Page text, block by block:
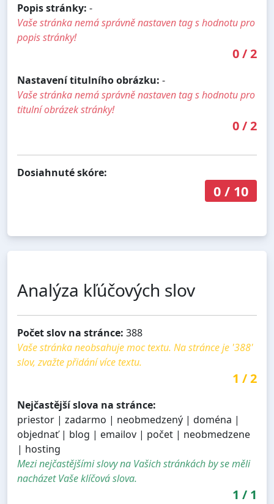
Popis stránky: -
Vaše stránka nemá správně nastaven tag s hodnotu pro
popis stránky!
0/2
Nastavení titulního obrázku: -
Vaše stránka nemá správně nastaven tag s hodnotu pro
titulní obrázek stránky!
0/2
Dosiahnuté skóre:
0/ 10
Analýza kľúčových slov
Počet slov na stránce: 388
Vaše stránka neobsahuje moc textu. Na stránce je '388'
slov, zvažte přidání více textu.
1 /2
Nejčastější slova na stránce:
priestor | zadarmo | neobmedzený | doména |
objednať | blog | emailov | počet | neobmedzene
| hosting
Mezi nejčastějšími slovy na Vašich stránkách by se měli
nacházet Vaše klíčová slova.
1 / 1